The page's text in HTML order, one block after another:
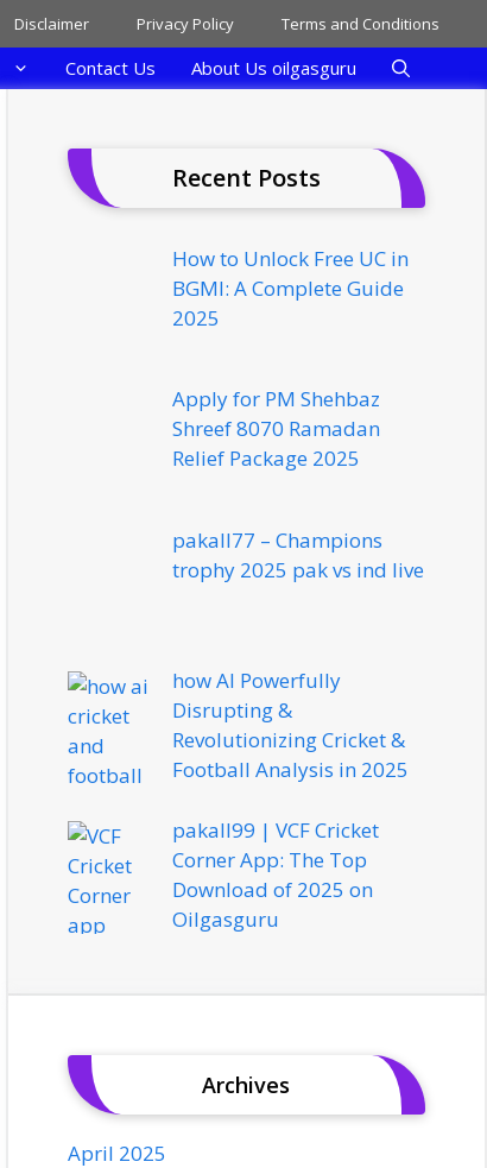
Disclaimer Privacy Policy Terms and Conditions
Contact Us About Us oilgasguru
Recent Posts
How to Unlock Free UC in
BGMI: A Complete Guide
2025
Apply for PM Shehbaz
Shreef 8070 Ramadan
Relief Package 2025
pakall77 – Champions
trophy 2025 pak vs ind live
how AI Powerfully
Disrupting &
Revolutionizing Cricket &
Football Analysis in 2025
pakall99 | VCF Cricket
Corner App: The Top
Download of 2025 on
Oilgasguru
Archives
April 2025